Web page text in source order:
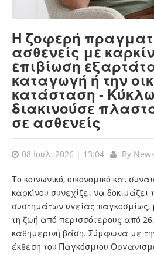
Η ζοφερή
ασθενείς με
επιβίωση
καταγωγή ή την
κατάσταση -
διακινούσε
σε ασθενείς
08 Ιουλ, 2026 | 13:04 By
Το κοινωνικό, οικονομικό και
καρκίνου συνεχίζει να δοκιμάζει
συστημάτων υγείας παγκοσμίως,
τη ζωή από περισσότερους από
καθημερινή βάση. Σύμφωνα με
έκθεση του Παγκόσμιου